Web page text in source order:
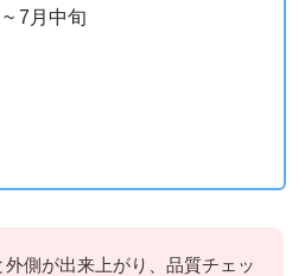
~ 7月中旬
外側が出来上がり、品質チェッ